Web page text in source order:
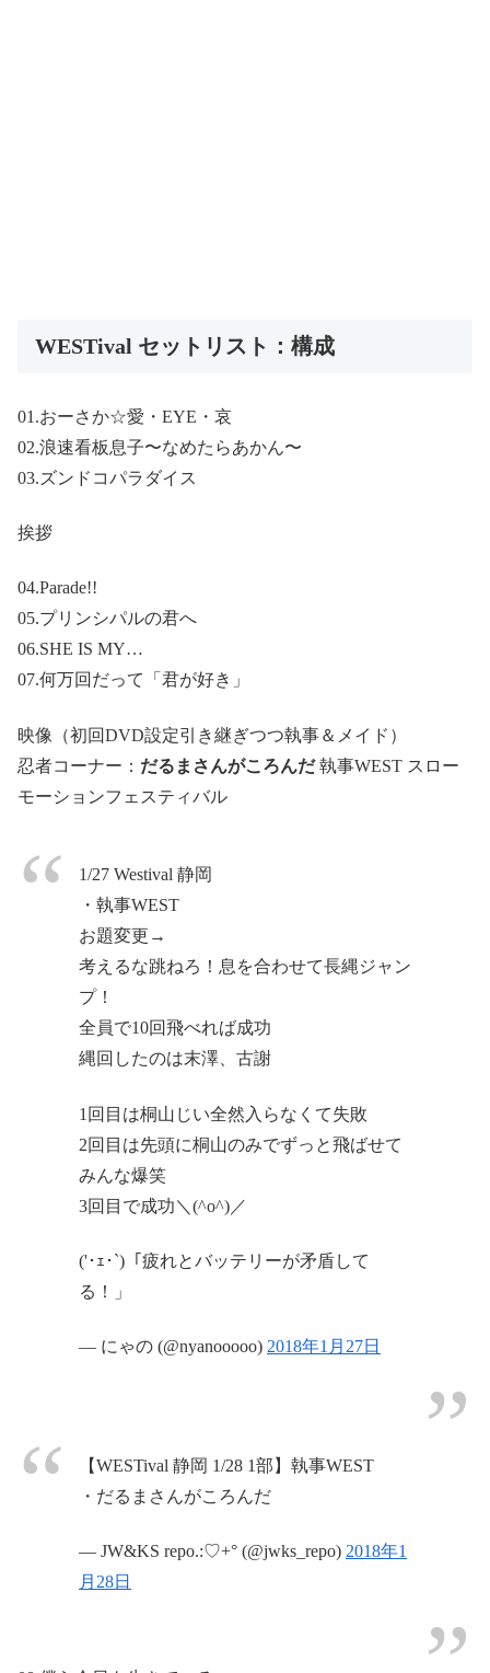
WESTival セットリスト：構成
01.おーさか☆愛・EYE・哀
02.浪速看板息子〜なめたらあかん〜
03.ズンドコパラダイス
挨拶
04.Parade!!
05.プリンシパルの君へ
06.SHE IS MY…
07.何万回だって「君が好き」
映像（初回DVD設定引き継ぎつつ執事＆メイド）
忍者コーナー： だるまさんがころんだ執事WEST スロー
モーションフェスティバル
1/27 Westival 静岡
・執事WEST
お題変更→
考えるな跳ねろ！息を合わせて長縄ジャン
プ！
全員で10回飛べれば成功
縄回したのは末澤、古謝
1回目は桐山じい全然入らなくて失敗
2回目は先頭に桐山のみでずっと飛ばせて
みんな爆笑
3回目で成功＼(^o^)／
('･ｪ･`)「疲れとバッテリーが矛盾して
る！」
— にゃの (@nyanooooo) 2018年1月27日
【WESTival 静岡 1/28 1部】執事WEST
・だるまさんがころんだ
— JW&KS repo.:♡+° (@jwks_repo) 2018年1
月28日